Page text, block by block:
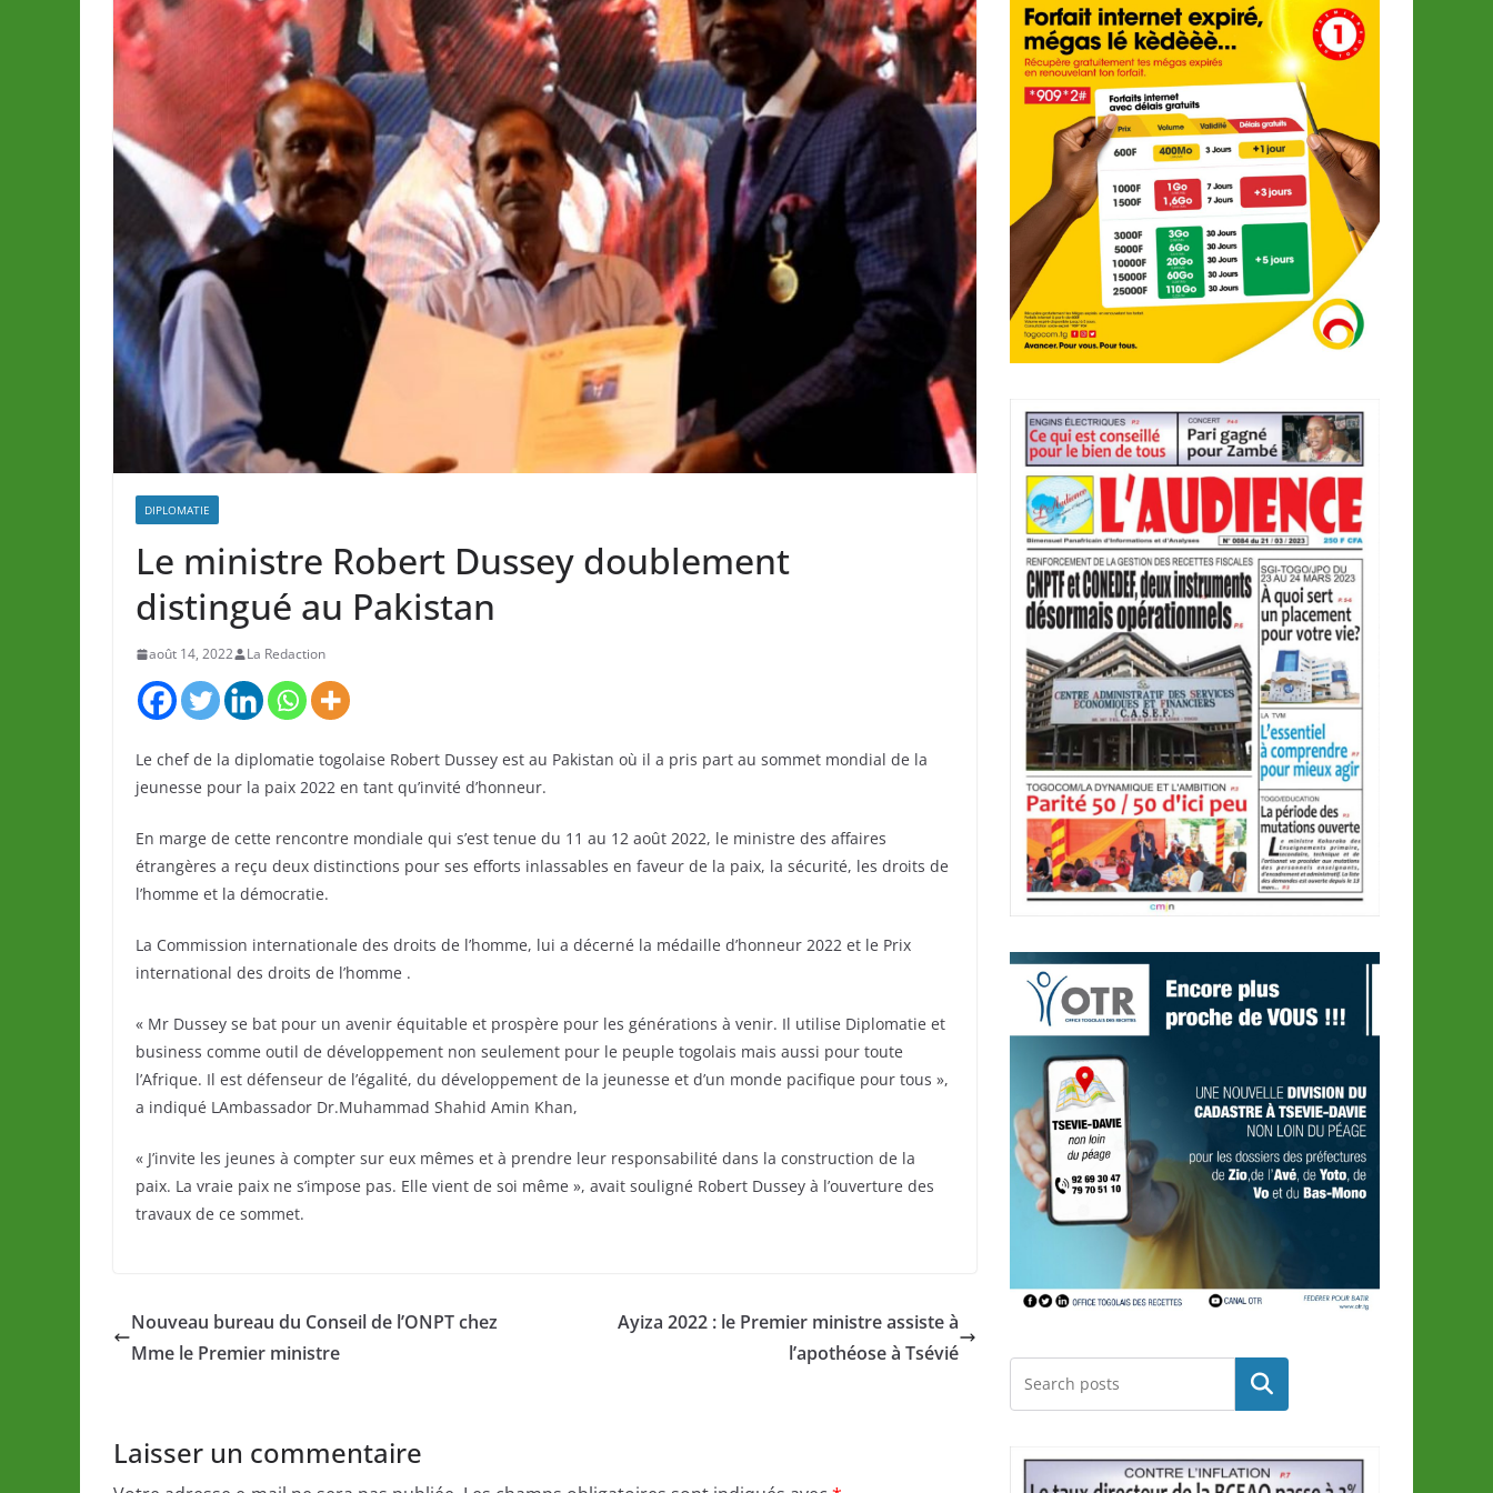
DIPLOMATIE
Le ministre Robert Dussey doublement
distingué au Pakistan
août 14, 2022 La Redaction
Le chef de la diplomatie togolaise Robert Dussey est au Pakistan où il a pris part au sommet mondial de la
jeunesse pour la paix 2022 en tant qu’invité d’honneur.
En marge de cette rencontre mondiale qui s’est tenue du 11 au 12 août 2022, le ministre des affaires
étrangères a reçu deux distinctions pour ses efforts inlassables en faveur de la paix, la sécurité, les droits de
l’homme et la démocratie.
La Commission internationale des droits de l’homme, lui a décerné la médaille d’honneur 2022 et le Prix
international des droits de l’homme .
« Mr Dussey se bat pour un avenir équitable et prospère pour les générations à venir. Il utilise Diplomatie et
business comme outil de développement non seulement pour le peuple togolais mais aussi pour toute
l’Afrique. Il est défenseur de l’égalité, du développement de la jeunesse et d’un monde pacifique pour tous »,
a indiqué LAmbassador Dr.Muhammad Shahid Amin Khan,
« J’invite les jeunes à compter sur eux mêmes et à prendre leur responsabilité dans la construction de la
paix. La vraie paix ne s’impose pas. Elle vient de soi même », avait souligné Robert Dussey à l’ouverture des
travaux de ce sommet.
Nouveau bureau du Conseil de l’ONPT chez
Mme le Premier ministre
Ayiza 2022 : le Premier ministre assiste à
l’apothéose à Tsévié
Laisser un commentaire
Rechercher